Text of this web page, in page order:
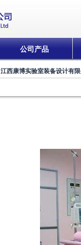
公司产品
江西康博实验室装备设计有